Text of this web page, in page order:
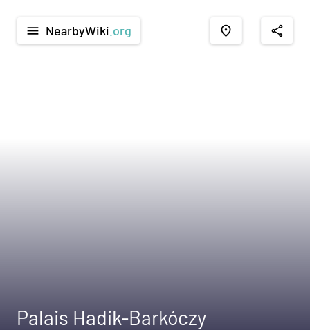
menu NearbyWiki .org place share
Palais Hadik-Barkóczy